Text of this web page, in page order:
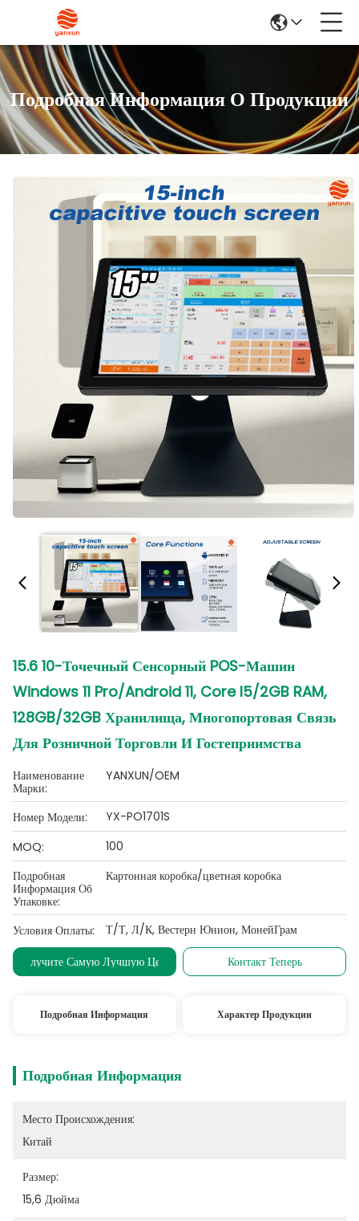
Подробная Информация О Продукции
15.6 10-Точечный Сенсорный POS-Машин
Windows 11 Pro/Android 11, Core I5/2GB RAM,
128GB/32GB Хранилища, Многопортовая Связь
Для Розничной Торговли И Гостеприимства
Наименование
Марки:
YANXUN/OEM
Номер Модели:
YX-PO1701S
MOQ:
100
Подробная
Информация Об
Упаковке:
Картонная коробка/цветная коробка
Условия Оплаты:
Т/Т, Л/К, Вестерн Юнион, МонейГрам
Получите Самую Лучшую Цену
Контакт Теперь
Подробная Информация Характер Продукции
Подробная Информация
Место Происхождения:
Китай
Размер:
15,6 Дюйма